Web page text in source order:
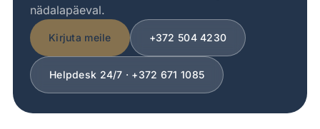
nädalapäeval.
Kirjuta meile +372 504 4230
Helpdesk 24/7 · +372 671 1085